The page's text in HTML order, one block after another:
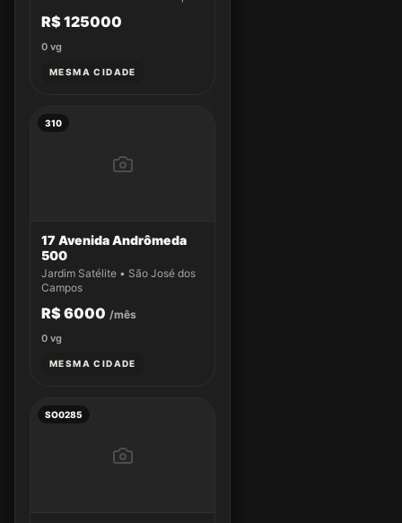
R$ 125000
0 vg
MESMA CIDADE
310
17 Avenida Andrômeda
500
Jardim Satélite • São José dos
Campos
R$ 6000 /mês
0 vg
MESMA CIDADE
SO0285